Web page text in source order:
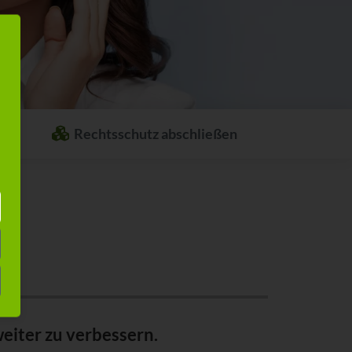
Rechtsschutz abschließen
zu verbessern.